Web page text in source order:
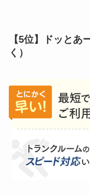
【5位】ドッとあ
く）